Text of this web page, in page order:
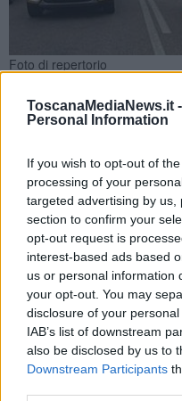
ToscanaMediaNews.it -
Personal Information
If you wish to opt-out of
processing of your
targeted advertising by
section to confirm your
opt-out request is
interest-based ads based
us or personal information
your opt-out. You may
disclosure of your
IAB’s list of downstream
also be disclosed by us to
Downstream Participants
Foto di repertorio
A scontrarsi sulla Bis
sono stati due mezzi
l'itinerario alternativo
PIEVE SANTO STEFANO —
statale 3 Bis Tiberinache
entrambe le direzionia
Pieve Santo Stefano.
L'impatto, avvenuto al
pesanti e un veicolo leggero
il rovesciamento di materiali
obbligatoriaallo svincolo
alternativosu Ss73/Ss679/